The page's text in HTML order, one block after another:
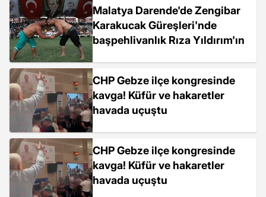
Malatya Darende'de Zengibar
Karakucak Güreşleri'nde
başpehlivanlık Rıza Yıldırım'ın
CHP Gebze ilçe kongresinde
kavga! Küfür ve hakaretler
havada uçuştu
CHP Gebze ilçe kongresinde
kavga! Küfür ve hakaretler
havada uçuştu